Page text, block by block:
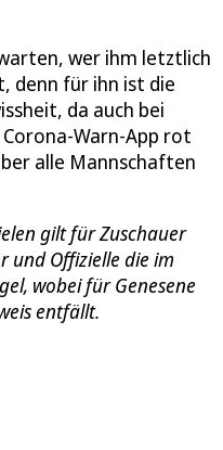
wer ihm letztlich
denn für ihn ist die
da auch bei
Warn-App rot
alle Mannschaften
gilt für Zuschauer
und Offizielle die im
wobei für Genesene
entfällt.